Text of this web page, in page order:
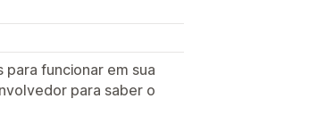
funcionar em sua
para saber o